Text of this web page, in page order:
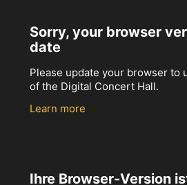
Sorry, your browser
date
Please update your browser to
of the Digital Concert Hall.
Learn more
Ihre Browser-Version